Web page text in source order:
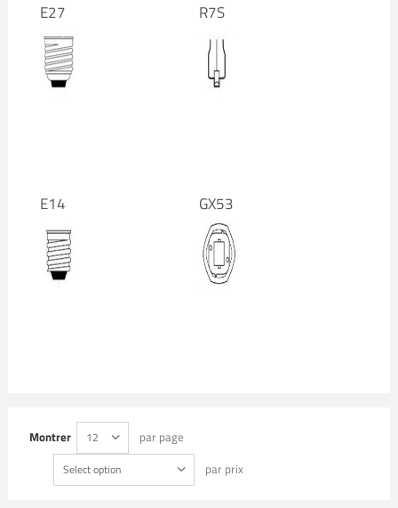
E27 R7S
E14 GX53
Montrer 12 par page
Select option par prix